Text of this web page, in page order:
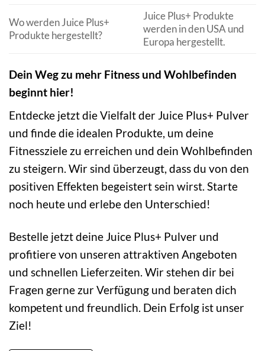
Wo werden Juice Plus+
Produkte hergestellt?
Juice Plus+ Produkte
werden in den USA und
Europa hergestellt.
Dein Weg zu mehr Fitness und Wohlbefinden
beginnt hier!
Entdecke jetzt die Vielfalt der Juice Plus+ Pulver
und finde die idealen Produkte, um deine
Fitnessziele zu erreichen und dein Wohlbefinden
zu steigern. Wir sind überzeugt, dass du von den
positiven Effekten begeistert sein wirst. Starte
noch heute und erlebe den Unterschied!
Bestelle jetzt deine Juice Plus+ Pulver und
profitiere von unseren attraktiven Angeboten
und schnellen Lieferzeiten. Wir stehen dir bei
Fragen gerne zur Verfügung und beraten dich
kompetent und freundlich. Dein Erfolg ist unser
Ziel!